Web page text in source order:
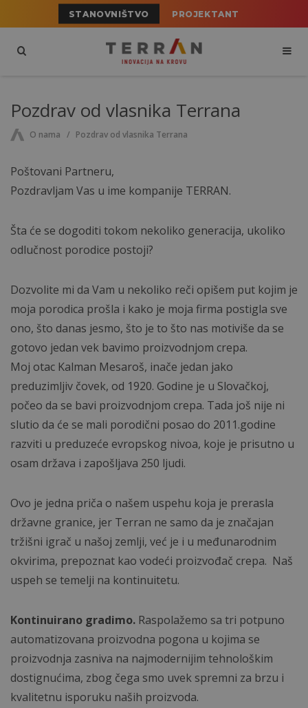
STANOVNIŠTVO PROJEKTANT
Pozdrav od vlasnika Terrana
O nama Pozdrav od vlasnika Terrana
Poštovani Partneru,
Pozdravljam Vas u ime kompanije TERRAN.
Šta će se dogoditi tokom nekoliko generacija, ukoliko
odlučnost porodice postoji?
Dozvolite mi da Vam u nekoliko reči opišem put kojim je
moja porodica prošla i kako je moja firma postigla sve
ono, što danas jesmo, što je to što nas motiviše da se
gotovo jedan vek bavimo proizvodnjom crepa.
Moj otac Kalman Mesaroš, inače jedan jako
preduzimljiv čovek, od 1920. Godine je u Slovačkoj,
počeo da se bavi proizvodnjom crepa. Tada još nije ni
slutio da će se mali porodični posao do 2011.godine
razviti u preduzeće evropskog nivoa, koje je prisutno u
osam država i zapošljava 250 ljudi.
Ovo je jedna priča o našem uspehu koja je prerasla
državne granice, jer Terran ne samo da je značajan
tržišni igrač u našoj zemlji, već je i u međunarodnim
okvirima, prepoznat kao vodeći proizvođač crepa. Naš
uspeh se temelji na kontinuitetu.
Kontinuirano gradimo. Raspolažemo sa tri potpuno
automatizovana proizvodna pogona u kojima se
proizvodnja zasniva na najmodernijim tehnološkim
dostignućima, zbog čega smo uvek spremni za brzu i
kvalitetnu isporuku naših proizvoda.